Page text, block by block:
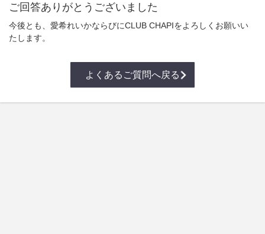
ご回答ありがとうございました
今後とも、愛希れいかならびにCLUB CHAPIをよろしくお願いい
たします。
よくあるご質問へ戻る